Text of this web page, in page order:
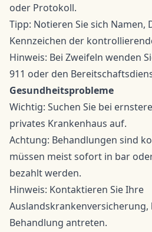
oder Protokoll.
Tipp: Notieren Sie sich
Kennzeichen der
Hinweis: Bei Zweifeln wenden
911 oder den
Gesundheitsprobleme
Wichtig: Suchen Sie bei
privates Krankenhaus auf.
Achtung: Behandlungen sind
müssen meist sofort in bar
bezahlt werden.
Hinweis: Kontaktieren Sie Ihre
Auslandskrankenversicherung,
Behandlung antreten.